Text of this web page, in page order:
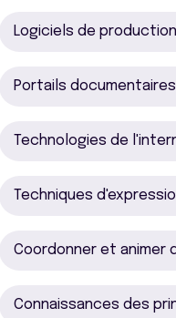
Logiciels de
Portails
Technologies de
Techniques
Coordonner et animer
Connaissances des